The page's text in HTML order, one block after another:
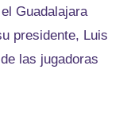
Guadalajara
presidente, Luis
las jugadoras